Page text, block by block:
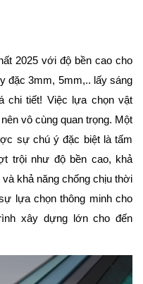
2025 với độ bền cao cho
đặc 3mm, 5mm,.. lấy sáng
chi tiết! Việc lựa chọn vật
vô cùng quan trọng. Một
sự chú ý đặc biệt là tấm
trội như độ bền cao, khả
khả năng chống chịu thời
lựa chọn thông minh cho
xây dựng lớn cho đến